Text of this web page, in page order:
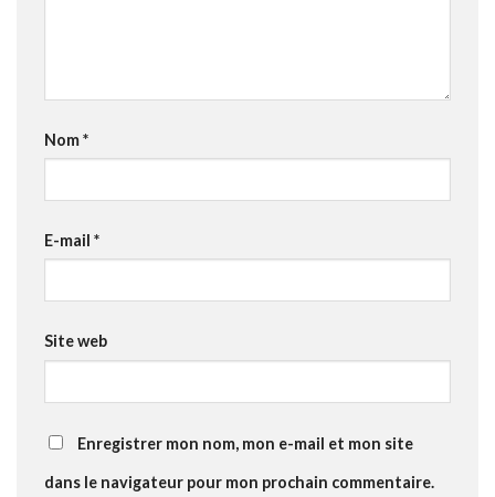
Nom*
E-mail *
Site web
Enregistrer mon nom, mon e-mail et mon site
dans le navigateur pour mon prochain commentaire.